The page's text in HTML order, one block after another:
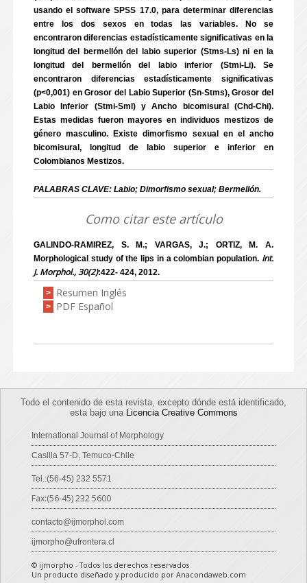
usando el software SPSS 17.0, para determinar diferencias
entre los dos sexos en todas las variables. No se
encontraron diferencias estadísticamente significativas en la
longitud del bermellón del labio superior (Stms-Ls) ni en la
longitud del bermellón del labio inferior (Stmi-Li). Se
encontraron diferencias estadísticamente significativas
(p<0,001) en Grosor del Labio Superior (Sn-Stms), Grosor del
Labio Inferior (Stmi-Sml) y Ancho bicomisural (Chd-Chi).
Estas medidas fueron mayores en individuos mestizos de
género masculino. Existe dimorfismo sexual en el ancho
bicomisural, longitud de labio superior e inferior en
Colombianos Mestizos.
PALABRAS CLAVE: Labio; Dimorfismo sexual; Bermellón.
Como citar este artículo
GALINDO-RAMIREZ, S. M.; VARGAS, J.; ORTIZ, M. A.
Morphological study of the lips in a colombian population. Int.
J. Morphol., 30(2):422- 424, 2012.
> Resumen Inglés
> PDF Español
Todo el contenido de esta revista, excepto dónde está identificado,
esta bajo una Licencia Creative Commons
International Journal of Morphology
Casilla 57-D, Temuco-Chile
Tel.:(56-45) 232 5571
Fax:(56-45) 232 5600
contacto@ijmorphol.com
ijmorpho@ufrontera.cl
© ijmorpho - Todos los derechos reservados
Un producto diseñado y producido por Anacondaweb.com